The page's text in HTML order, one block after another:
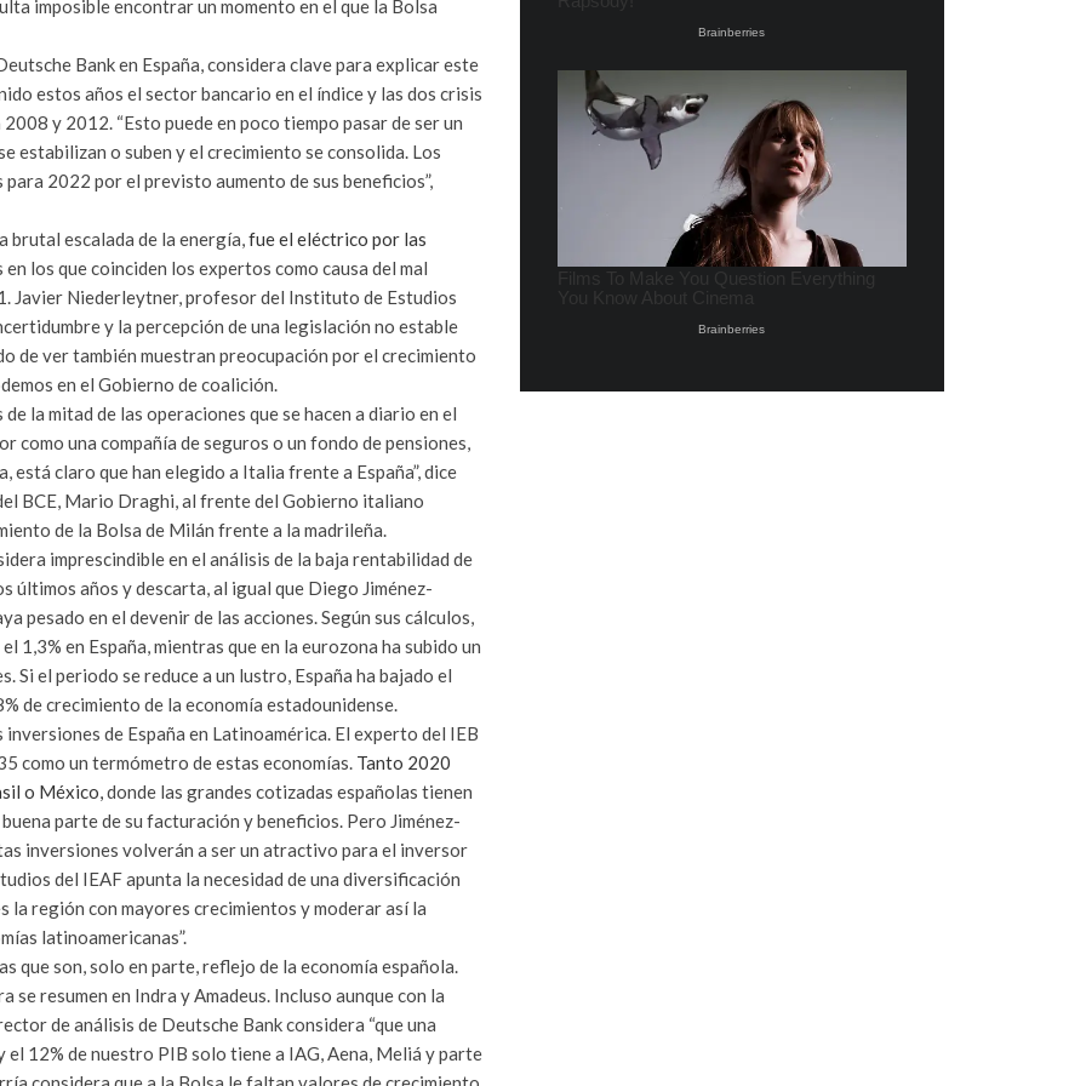
imposible encontrar un momento en el que la Bolsa
Bank en España, considera clave para explicar este
estos años el sector bancario en el índice y las dos crisis
y 2012. “Esto puede en poco tiempo pasar de ser un
estabilizan o suben y el crecimiento se consolida. Los
2022 por el previsto aumento de sus beneficios”,
brutal escalada de la energía,fue el eléctrico por las
los que coinciden los expertos como causa del mal
Javier Niederleytner, profesor del Instituto de Estudios
y la percepción de una legislación no estable
de ver también muestran preocupación por el crecimiento
en el Gobierno de coalición.
la mitad de las operaciones que se hacen a diario en el
como una compañía de seguros o un fondo de pensiones,
está claro que han elegido a Italia frente a España”, dice
BCE, Mario Draghi, al frente del Gobierno italiano
de la Bolsa de Milán frente a la madrileña.
imprescindible en el análisis de la baja rentabilidad de
últimos años y descarta, al igual que Diego Jiménez-
pesado en el devenir de las acciones. Según sus cálculos,
1,3% en España, mientras que en la eurozona ha subido un
Si el periodo se reduce a un lustro, España ha bajado el
de crecimiento de la economía estadounidense.
de España en Latinoamérica. El experto del IEB
como un termómetro de estas economías. Tanto 2020
o México,donde las grandes cotizadas españolas tienen
parte de su facturación y beneficios. Pero Jiménez-
inversiones volverán a ser un atractivo para el inversor
del IEAF apunta la necesidad de una diversificación
la región con mayores crecimientos y moderar así la
latinoamericanas”.
que son, solo en parte, reflejo de la economía española.
resumen en Indra y Amadeus. Incluso aunque con la
de análisis de Deutsche Bank considera “que una
12% de nuestro PIB solo tiene a IAG, Aena, Meliá y parte